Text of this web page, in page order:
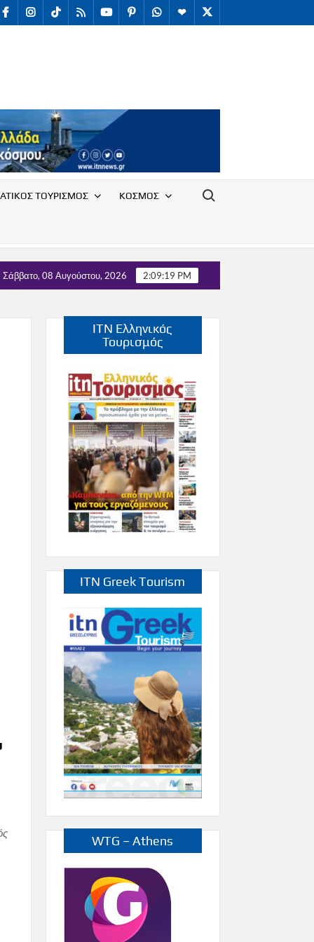
facebookInstagram
TikTokRSS youtubePinterestWhatsApp
Telegram
X
ΤΟΥΡΙΣΜΟΣ ΚΟΣΜΟΣ
Search for:
Υπαλλήλων Ε.Ο.Τ. με τον Τομέα Τουρισμού του κόμματος
Σάββατο, 08 Αυγούστου, 2026 2:09:20 PM
ITN Ελληνικός
Τουρισμός
ITN Greek Tourism
WTG – Athens